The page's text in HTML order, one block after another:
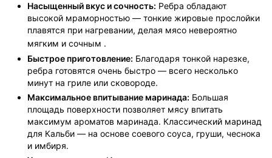
Насыщенный вкус и сочность: Ребра обладают
высокой мраморностью — тонкие жировые прослойки
плавятся при нагревании, делая мясо невероятно
мягким и сочным .
Быстрое приготовление: Благодаря тонкой нарезке,
ребра готовятся очень быстро — всего несколько
минут на гриле или сковороде.
Максимальное впитывание маринада: Большая
площадь поверхности позволяет мясу впитать
максимум ароматов маринада. Классический маринад
для Кальби — на основе соевого соуса, груши, чеснока
и имбиря.